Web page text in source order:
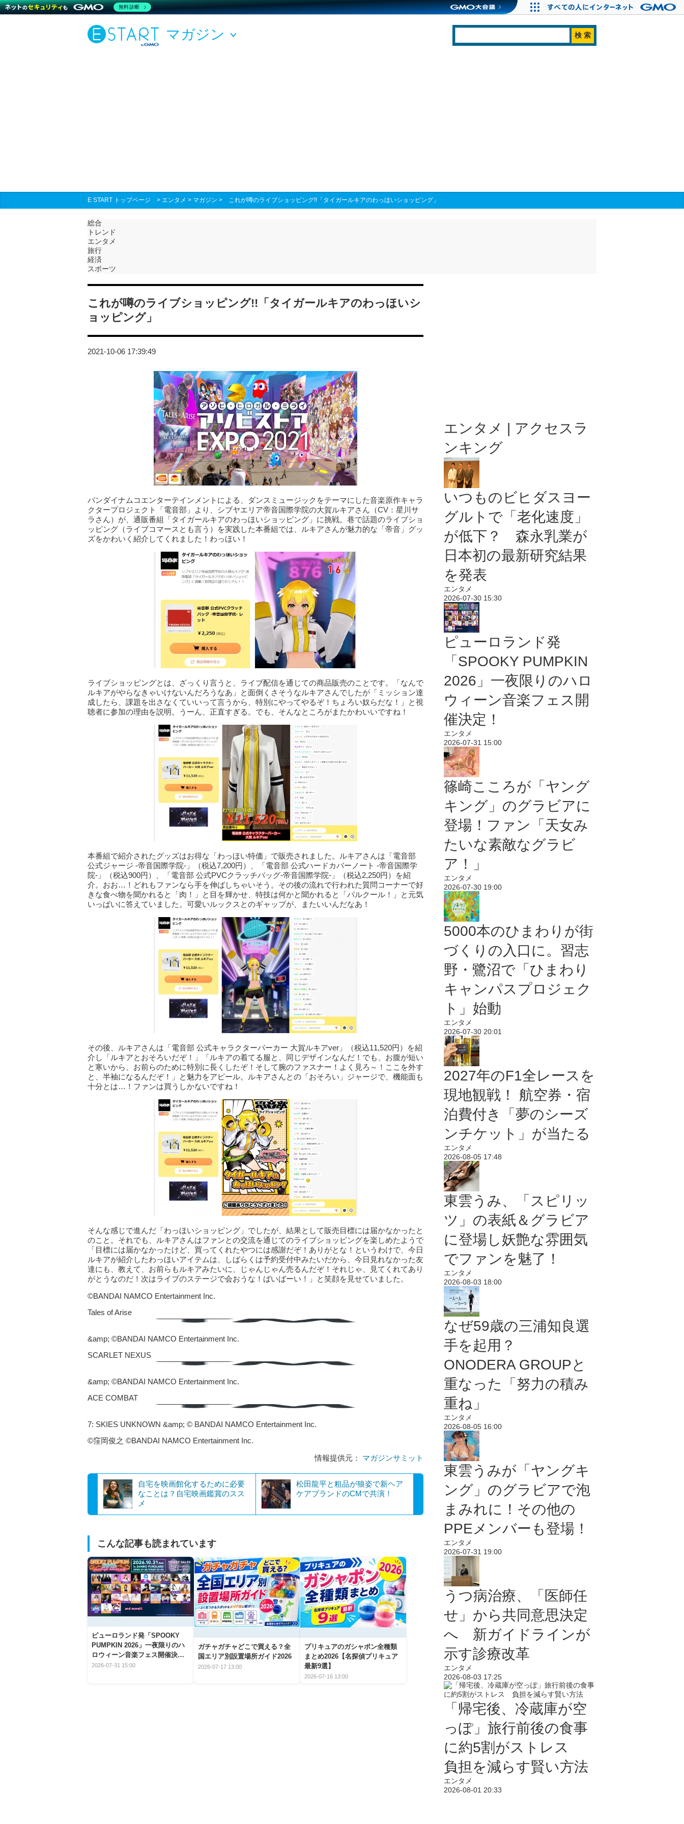
マガジン
E START トップページ > エンタメ > マガジン > これが噂のライブショッピング!!「タイガールキアのわっほいショッピング」
総合
トレンド
エンタメ
旅行
経済
スポーツ
これが噂のライブショッピング!!「タイガールキアのわっほいシ
ョッピング」
2021-10-06 17:39:49
バンダイナムコエンターテインメントによる、ダンスミュージックをテーマにした音楽原作キャラ
クタープロジェクト「電音部」より、シブヤエリア帝音国際学院の大賀ルキアさん（CV：星川サ
ラさん）が、通販番組「タイガールキアのわっほいショッピング」に挑戦。巷で話題のライブショ
ッピング（ライブコマースとも言う）を実践した本番組では、ルキアさんが魅力的な「帝音」グッ
ズをかわいく紹介してくれました！わっほい！
ライブショッピングとは、ざっくり言うと、ライブ配信を通じての商品販売のことです。「なんで
ルキアがやらなきゃいけないんだろうなあ」と面倒くさそうなルキアさんでしたが「ミッション達
成したら、課題を出さなくていいって言うから、特別にやってやるぞ！ちょろい奴らだな！」と視
聴者に参加の理由を説明。うーん、正直すぎる。でも、そんなところがまたかわいいですね！
本番組で紹介されたグッズはお得な「わっほい特価」で販売されました。ルキアさんは「電音部
公式ジャージ -帝音国際学院-」（税込7,200円）、「電音部 公式ハードカバーノート -帝音国際学
院-」（税込900円）、「電音部 公式PVCクラッチバッグ-帝音国際学院-」（税込2,250円）を紹
介。おお…！どれもファンなら手を伸ばしちゃいそう。その後の流れで行われた質問コーナーで好
きな食べ物を聞かれると「肉！」と目を輝かせ、特技は何かと聞かれると「パルクール！」と元気
いっぱいに答えていました。可愛いルックスとのギャップが、またいいんだなあ！
その後、ルキアさんは「電音部 公式キャラクターパーカー 大賀ルキアver」（税込11,520円）を紹
介し「ルキアとおそろいだぞ！」「ルキアの着てる服と、同じデザインなんだ！でも、お腹が短い
と寒いから、お前らのために特別に長くしたぞ！そして腕のファスナー！よく見ろ～！ここを外す
と、半袖になるんだぞ！」と魅力をアピール。ルキアさんとの「おそろい」ジャージで、機能面も
十分とは…！ファンは買うしかないですね！
そんな感じで進んだ「わっほいショッピング」でしたが、結果として販売目標には届かなかったと
のこと。それでも、ルキアさんはファンとの交流を通じてのライブショッピングを楽しめたようで
「目標には届かなかったけど、買ってくれたやつには感謝だぞ！ありがとな！というわけで、今日
ルキアが紹介したわっほいアイテムは、しばらくは予約受付中みたいだから、今日見れなかった友
達にも、教えて、お前らもルキアみたいに、じゃんじゃん売るんだぞ！それじゃ、見てくれてあり
がとうなのだ！次はライブのステージで会おうな！ばいばーい！」と笑顔を見せていました。
©BANDAI NAMCO Entertainment Inc.
Tales of Arise
&amp; ©BANDAI NAMCO Entertainment Inc.
SCARLET NEXUS
&amp; ©BANDAI NAMCO Entertainment Inc.
ACE COMBAT
7: SKIES UNKNOWN &amp; © BANDAI NAMCO Entertainment Inc.
©窪岡俊之 ©BANDAI NAMCO Entertainment Inc.
情報提供元： マガジンサミット
自宅を映画館化するために必要
なことは？自宅映画鑑賞のスス
メ
松田龍平と粗品が狼姿で新ヘア
ケアブランドのCMで共演！
こんな記事も読まれています
ピューロランド発「SPOOKY
PUMPKIN 2026」一夜限りのハ
ロウィーン音楽フェス開催決
定！
2026-07-31 15:00
ガチャガチャどこで買える？全
国エリア別設置場所ガイド2026
2026-07-17 13:00
プリキュアのガシャポン全種類
まとめ2026【名探偵プリキュア
最新9選】
2026-07-16 13:00
エンタメ | アクセスラ
ンキング
いつものビヒダスヨー
グルトで「老化速度」
が低下？ 森永乳業が
日本初の最新研究結果
を発表
エンタメ
2026-07-30 15:30
ピューロランド発
「SPOOKY PUMPKIN
2026」一夜限りのハロ
ウィーン音楽フェス開
催決定！
エンタメ
2026-07-31 15:00
篠崎こころが「ヤング
キング」のグラビアに
登場！ファン「天女み
たいな素敵なグラビ
ア！」
エンタメ
2026-07-30 19:00
5000本のひまわりが街
づくりの入口に。習志
野・鷺沼で「ひまわり
キャンパスプロジェク
ト」始動
エンタメ
2026-07-30 20:01
2027年のF1全レースを
現地観戦！ 航空券・宿
泊費付き「夢のシーズ
ンチケット」が当たる
エンタメ
2026-08-05 17:48
東雲うみ、「スピリッ
ツ」の表紙＆グラビア
に登場し妖艶な雰囲気
でファンを魅了！
エンタメ
2026-08-03 18:00
なぜ59歳の三浦知良選
手を起用？
ONODERA GROUPと
重なった「努力の積み
重ね」
エンタメ
2026-08-05 16:00
東雲うみが「ヤングキ
ング」のグラビアで泡
まみれに！その他の
PPEメンバーも登場！
エンタメ
2026-07-31 19:00
うつ病治療、「医師任
せ」から共同意思決定
へ 新ガイドラインが
示す診療改革
エンタメ
2026-08-03 17:25
「帰宅後、冷蔵庫が空
っぽ」旅行前後の食事
に約5割がストレス
負担を減らす賢い方法
エンタメ
2026-08-01 20:33
無料診断